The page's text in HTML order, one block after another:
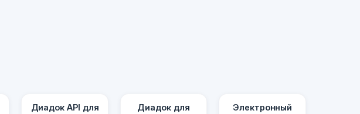
Диадок API для
Диадок для
Электронный